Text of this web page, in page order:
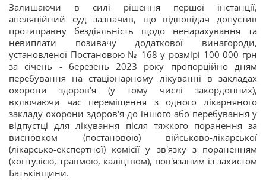
Залишаючи в силі рішення першої інстанції,
апеляційний суд зазначив, що відповідач допустив
протиправну бездіяльність щодо ненарахування та
невиплати позивачу додаткової винагороди,
установленої Постановою № 168 у розмірі 100 000 грн
за січень - березень 2023 року пропорційно дням
перебування на стаціонарному лікуванні в закладах
охорони здоров'я (у тому числі закордонних),
включаючи час переміщення з одного лікарняного
закладу охорони здоров'я до іншого або перебування у
відпустці для лікування після тяжкого поранення за
висновком (постановою) військово-лікарської
(лікарсько-експертної) комісії у зв'язку з пораненням
(контузією, травмою, каліцтвом), пов'язаним із захистом
Батьківщини.